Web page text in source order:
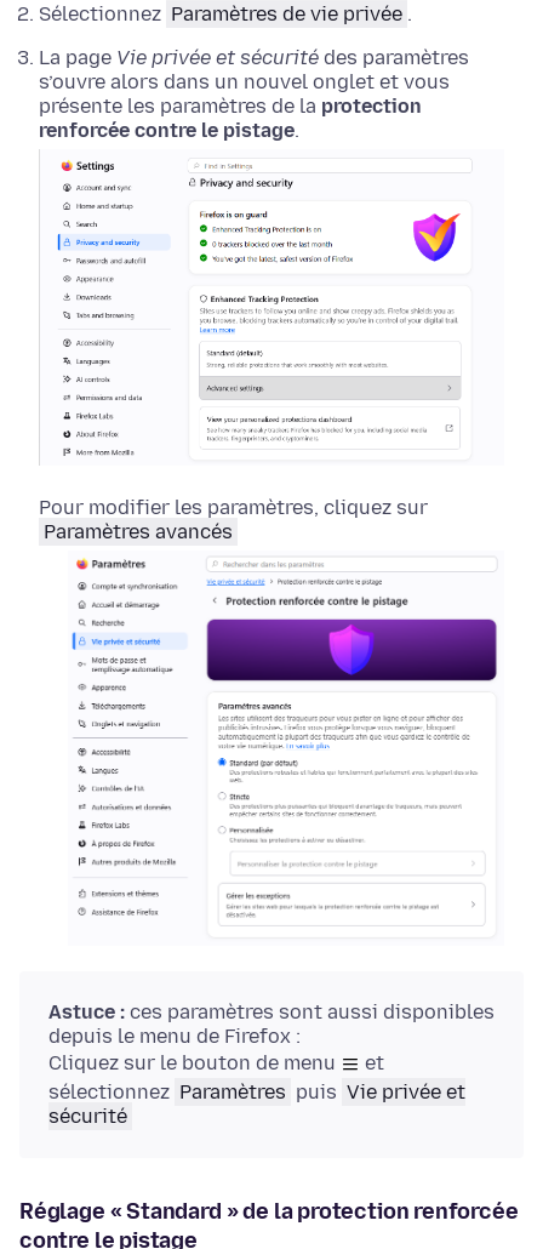
Sélectionnez Paramètres de vie privée .
La page Vie privée et sécurité des paramètres
s’ouvre alors dans un nouvel onglet et vous
présente les paramètres de la protection
renforcée contre le pistage.
Pour modifier les paramètres, cliquez sur
Paramètres avancés
Astuce : ces paramètres sont aussi disponibles
depuis le menu de Firefox :
Cliquez sur le bouton de menu
et
sélectionnez Paramètres puis Vie privée et
sécurité
Réglage « Standard » de la protection renforcée
contre le pistage